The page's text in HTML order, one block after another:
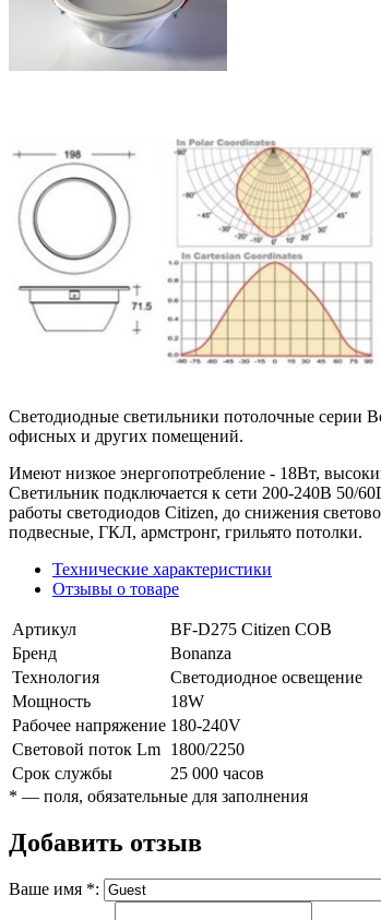
Светодиодные светильники потолочные серии
офисных и других помещений.
Имеют низкое энергопотребление - 18Вт,
Светильник подключается к сети 200-240В 50/
работы светодиодов Citizen, до снижения
подвесные, ГКЛ, армстронг, грильято потолки.
Технические характеристики
Отзывы о товаре
Артикул
BF-D275 Citizen COB
Бренд
Bonanza
Технология
Светодиодное освещение
Мощность
18W
Рабочее напряжение 180-240V
Световой поток Lm 1800/2250
Срок службы
25 000 часов
* — поля, обязательные для заполнения
Добавить отзыв
Ваше имя *: